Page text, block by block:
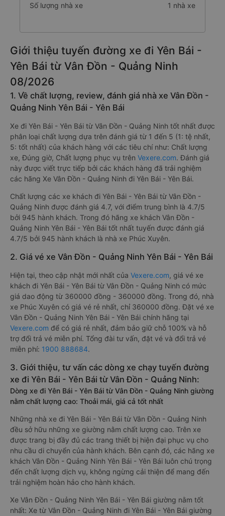
Số lượng nhà xe 1 nhà xe
Giới thiệu tuyến đường xe đi Yên Bái -
Yên Bái từ Vân Đồn - Quảng Ninh
08/2026
1. Về chất lượng, review, đánh giá nhà xe Vân Đồn -
Quảng Ninh Yên Bái - Yên Bái
Xe đi Yên Bái - Yên Bái từ Vân Đồn - Quảng Ninh tốt nhất được
phân loại chất lượng dựa trên đánh giá từ 1 đến 5 (1: tệ nhất,
5: tốt nhất) của khách hàng với các tiêu chí như: Chất lượng
xe, Đúng giờ, Chất lượng phục vụ trên Vexere.com. Đánh giá
này được viết trực tiếp bởi các khách hàng đã trải nghiệm
các hãng Xe Vân Đồn - Quảng Ninh đi Yên Bái - Yên Bái.
Chất lượng các xe khách đi Yên Bái - Yên Bái từ Vân Đồn -
Quảng Ninh được đánh giá 4.7, với điểm trung bình là 4.7/5
bởi 945 hành khách. Trong đó hãng xe khách Vân Đồn -
Quảng Ninh Yên Bái - Yên Bái tốt nhất tuyến được đánh giá
4.7/5 bởi 945 hành khách là nhà xe Phúc Xuyên.
2. Giá vé xe Vân Đồn - Quảng Ninh Yên Bái - Yên Bái
Hiện tại, theo cập nhật mới nhất của Vexere.com, giá vé xe
khách đi Yên Bái - Yên Bái từ Vân Đồn - Quảng Ninh có mức
giá dao động từ 360000 đồng - 360000 đồng. Trong đó, nhà
xe Phúc Xuyên có giá vé rẻ nhất, chỉ 360000 đồng. Đặt vé xe
Vân Đồn - Quảng Ninh Yên Bái - Yên Bái chính hãng tại
Vexere.com để có giá rẻ nhất, đảm bảo giữ chỗ 100% và hỗ
trợ đổi trả vé miễn phí. Tổng đài tư vấn, đặt vé và đổi trả vé
miễn phí: 1900 888684.
3. Giới thiệu, tư vấn các dòng xe chạy tuyến đường
xe đi Yên Bái - Yên Bái từ Vân Đồn - Quảng Ninh:
Dòng xe đi Yên Bái - Yên Bái từ Vân Đồn - Quảng Ninh giường
nằm chất lượng cao: Thoải mái, giá cả tốt nhất
Những nhà xe đi Yên Bái - Yên Bái từ Vân Đồn - Quảng Ninh
đều sở hữu những xe giường nằm chất lượng cao. Trên xe
được trang bị đầy đủ các trang thiết bị hiện đại phục vụ cho
nhu cầu di chuyển của hành khách. Bên cạnh đó, các hãng xe
khách Vân Đồn - Quảng Ninh Yên Bái - Yên Bái luôn chú trọng
đến chất lượng dịch vụ, không ngừng cải thiện để mang đến
trải nghiệm hoàn hảo cho hành khách.
Xe Vân Đồn - Quảng Ninh Yên Bái - Yên Bái giường nằm tốt
nhất: Xe từ Vân Đồn - Quảng Ninh đi Yên Bái - Yên Bái giường